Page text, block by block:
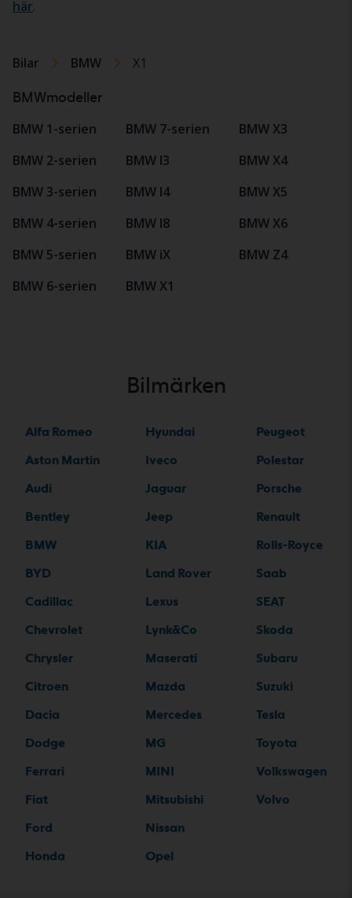
här.
Bilar BMW X1
BMWmodeller
BMW 1-serien
BMW 2-serien
BMW 3-serien
BMW 4-serien
BMW 5-serien
BMW 6-serien
BMW 7-serien
BMW I3
BMW I4
BMW I8
BMW iX
BMW X1
BMW X3
BMW X4
BMW X5
BMW X6
BMW Z4
Bilmärken
Alfa Romeo
Aston Martin
Audi
Bentley
BMW
BYD
Cadillac
Chevrolet
Chrysler
Citroen
Dacia
Dodge
Ferrari
Fiat
Ford
Honda
Hyundai
Iveco
Jaguar
Jeep
KIA
Land Rover
Lexus
Lynk&Co
Maserati
Mazda
Mercedes
MG
MINI
Mitsubishi
Nissan
Opel
Peugeot
Polestar
Porsche
Renault
Rolls-Royce
Saab
SEAT
Skoda
Subaru
Suzuki
Tesla
Toyota
Volkswagen
Volvo